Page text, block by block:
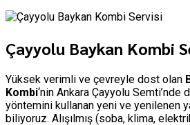
Çayyolu Baykan Kombi
Yüksek verimli ve çevreyle dost olan
Kombi‘nin Ankara Çayyolu Semti’nde
yöntemini kullanan yeni ve yenilenen
biliyoruz. Alışılmış (soba, klima,